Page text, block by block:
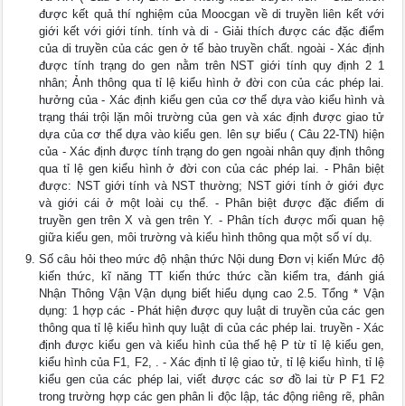
được kết quả thí nghiệm của Moocgan về di truyền liên kết với
giới kết với giới tính. tính và di - Giải thích được các đặc điểm
của di truyền của các gen ở tế bào truyền chất. ngoài - Xác định
được tính trạng do gen nằm trên NST giới tính quy định 2 1
nhân; Ảnh thông qua tỉ lệ kiểu hình ở đời con của các phép lai.
hưởng của - Xác định kiểu gen của cơ thể dựa vào kiểu hình và
trạng thái trội lặn môi trường của gen và xác định được giao tử
dựa của cơ thể dựa vào kiểu gen. lên sự biểu ( Câu 22-TN) hiện
của - Xác định được tính trạng do gen ngoài nhân quy định thông
qua tỉ lệ gen kiểu hình ở đời con của các phép lai. - Phân biệt
được: NST giới tính và NST thường; NST giới tính ở giới đực
và giới cái ở một loài cụ thể. - Phân biệt được đặc điểm di
truyền gen trên X và gen trên Y. - Phân tích được mối quan hệ
giữa kiểu gen, môi trường và kiểu hình thông qua một số ví dụ.
Số câu hỏi theo mức độ nhận thức Nội dung Đơn vị kiến Mức độ
kiến thức, kĩ năng TT kiến thức thức cần kiểm tra, đánh giá
Nhận Thông Vận Vận dụng biết hiểu dụng cao 2.5. Tổng * Vận
dụng: 1 hợp các - Phát hiện được quy luật di truyền của các gen
thông qua tỉ lệ kiểu hình quy luật di của các phép lai. truyền - Xác
định được kiểu gen và kiểu hình của thế hệ P từ tỉ lệ kiểu gen,
kiểu hình của F1, F2, . - Xác định tỉ lệ giao tử, tỉ lệ kiểu hình, tỉ lệ
kiểu gen của các phép lai, viết được các sơ đồ lai từ P F1 F2
trong trường hợp các gen phân li độc lập, tác động riêng rẽ, phân